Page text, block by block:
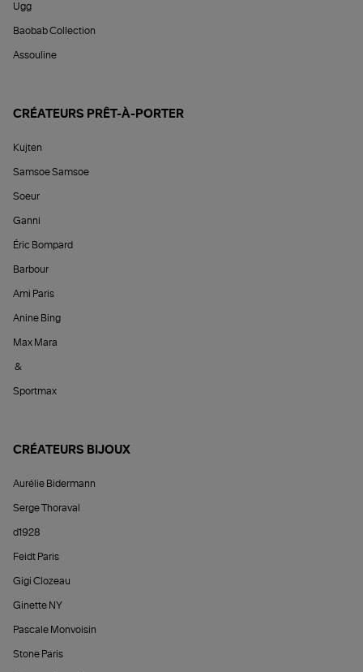
Ugg
Baobab Collection
Assouline
CRÉATEURS PRÊT-À-PORTER
Kujten
Samsoe Samsoe
Soeur
Ganni
Éric Bompard
Barbour
Ami Paris
Anine Bing
Max Mara
&
Sportmax
CRÉATEURS BIJOUX
Aurélie Bidermann
Serge Thoraval
d1928
Feidt Paris
Gigi Clozeau
Ginette NY
Pascale Monvoisin
Stone Paris